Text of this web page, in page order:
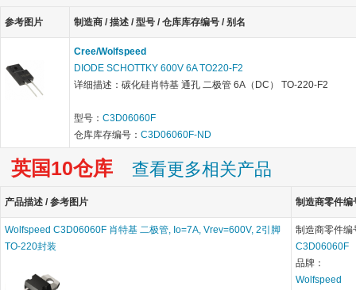
参考图片 制造商 / 描述 / 型号 / 仓库库存编号 / 别名
Cree/Wolfspeed
DIODE SCHOTTKY 600V 6A TO220-F2
详细描述：碳化硅肖特基 通孔 二极管 6A（DC） TO-220-F2
型号： C3D06060F
仓库库存编号： C3D06060F-ND
英国10仓库 查看更多相关产品
产品描述 / 参考图片 制造商零件编
Wolfspeed C3D06060F 肖特基 二极管, Io=7A, Vrev=600V, 2引脚
TO-220封装
制造商零件编
C3D06060F
品牌：
Wolfspeed